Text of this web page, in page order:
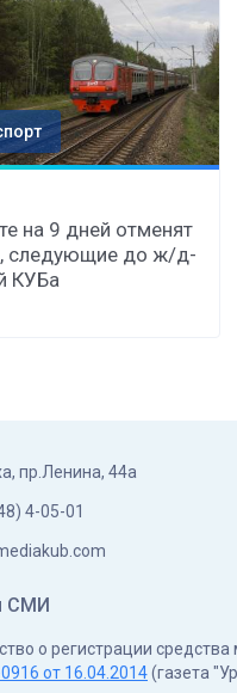
на 9 дней отменят
следующие до ж/д-
КУБа
пр.Ленина, 44а
4-05-01
СМИ
о регистрации
от 16.04.2014(газета